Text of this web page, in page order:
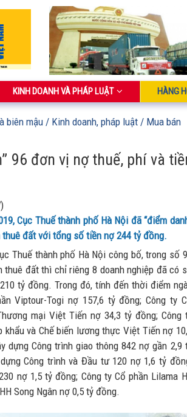
KINH DOANH VÀ PHÁP LUẬT HÀNG
biên mậu/ Kinh doanh, pháp luật / Mua bán
96 đơn vị nợ thuế, phí và
Cục Thuế thành phố Hà Nội đã “điểm
đất với tổng số tiền nợ 244 tỷ đồng.
Thuế thành phố Hà Nội công bố, trong số
thuê đất thì chỉ riêng 8 doanh nghiệp đã có
tỷ đồng. Trong đó, tính đến thời điểm
Viptour-Togi nợ 157,6 tỷ đồng; Công ty
mại Việt Tiến nợ 34,3 tỷ đồng; Công
khẩu và Chế biến lương thực Việt Tiến nợ
dựng Công trình giao thông 842 nợ gần 2,9
Công trình và Đầu tư 120 nợ 1,6 tỷ
nợ 1,5 tỷ đồng; Công ty Cổ phần Lilama
Song Ngân nợ 0,5 tỷ đồng.